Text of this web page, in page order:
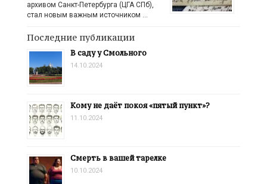
архивом Санкт-Петербурга (ЦГА СПб),
стал новым важным источником …
Последние публикации
В саду у Смольного
14.10.2024
Кому не даёт покоя «пятый пункт»?
11.10.2024
Смерть в вашей тарелке
10.10.2024